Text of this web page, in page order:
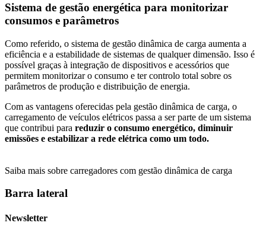
Sistema de gestão energética para monitorizar
consumos e parâmetros
Como referido, o sistema de gestão dinâmica de carga aumenta a
eficiência e a estabilidade de sistemas de qualquer dimensão. Isso é
possível graças à integração de dispositivos e acessórios que
permitem monitorizar o consumo e ter controlo total sobre os
parâmetros de produção e distribuição de energia.
Com as vantagens oferecidas pela gestão dinâmica de carga, o
carregamento de veículos elétricos passa a ser parte de um sistema
que contribui para reduzir o consumo energético, diminuir
emissões e estabilizar a rede elétrica como um todo.
Saiba mais sobre carregadores com gestão dinâmica de carga
Barra lateral
Newsletter